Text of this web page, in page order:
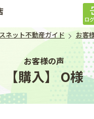
ロ
ネット不動産ガイド お客
お客様の声
【購入】 O様